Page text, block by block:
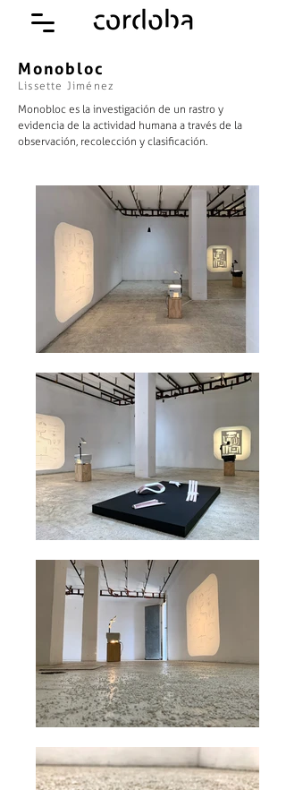
Monobloc
Lissette Jiménez
Monobloc es la investigación de un rastro y
evidencia de la actividad humana a través de la
observación, recolección y clasificación.